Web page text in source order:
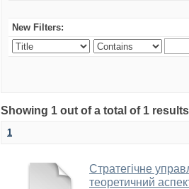
New Filters:
Showing 1 out of a total of 1
1
Стратегічне
теоретичний